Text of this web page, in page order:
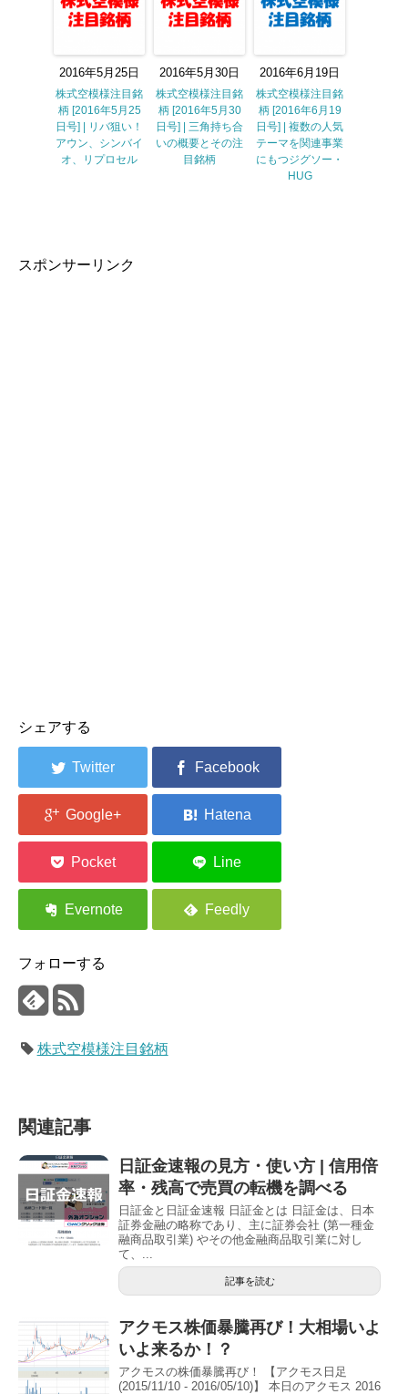
2016年5月25日
株式空模様注目銘
柄 [2016年5月25
日号] | リバ狙い！
アウン、シンバイ
オ、リプロセル
2016年5月30日
株式空模様注目銘
柄 [2016年5月30
日号] | 三角持ち合
いの概要とその注
目銘柄
2016年6月19日
株式空模様注目銘
柄 [2016年6月19
日号] | 複数の人気
テーマを関連事業
にもつジグソー・
HUG
スポンサーリンク
シェアする
フォローする
株式空模様注目銘柄
関連記事
日証金速報の見方・使い方 | 信用倍
率・残高で売買の転機を調べる
日証金と日証金速報 日証金とは 日証金は、日本
証券金融の略称であり、主に証券会社 (第一種金
融商品取引業) やその他金融商品取引業に対し
て、...
記事を読む
アクモス株価暴騰再び！大相場いよ
いよ来るか！？
アクモスの株価暴騰再び！ 【アクモス日足
(2015/11/10 - 2016/05/10)】 本日のアクモス 2016